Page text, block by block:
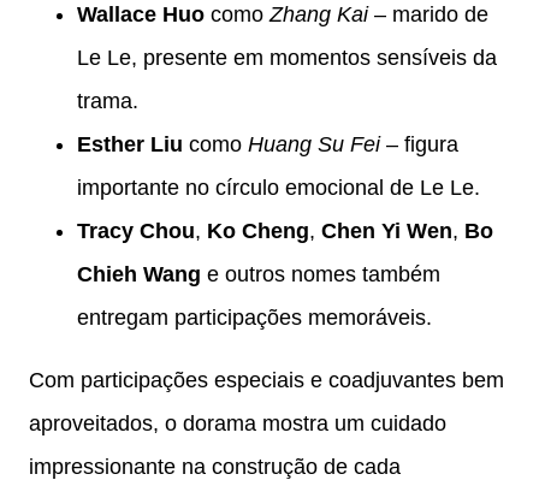
Wallace Huo como Zhang Kai– marido de
Le Le, presente em momentos sensíveis da
trama.
Esther Liu como Huang Su Fei– figura
importante no círculo emocional de Le Le.
Tracy Chou, Ko Cheng, Chen Yi Wen, Bo
Chieh Wang e outros nomes também
entregam participações memoráveis.
Com participações especiais e coadjuvantes bem
aproveitados, o dorama mostra um cuidado
impressionante na construção de cada